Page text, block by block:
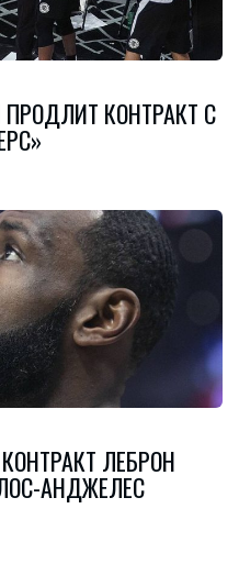
КОНТРАКТ С
ЛЕБРОН
АНДЖЕЛЕС